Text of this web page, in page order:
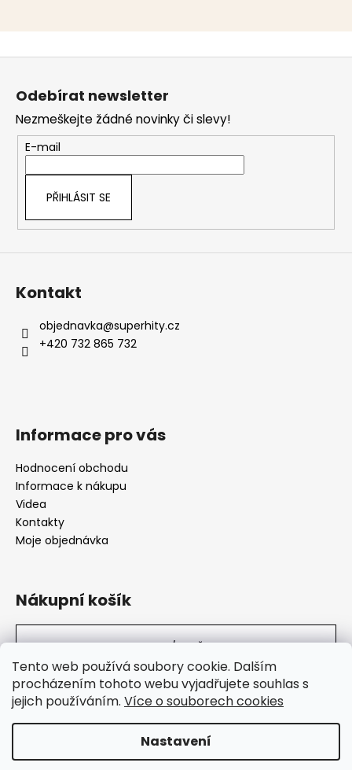
Tento web používá soubory cookie. Dalším
procházením tohoto webu vyjadřujete souhlas s
jejich používáním. Více o souborech cookies
Nastavení
Odebírat newsletter
Nezmeškejte žádné novinky či slevy!
E-mail
PŘIHLÁSIT SE
Kontakt
objednavka@superhity.cz
+420 732 865 732
Informace pro vás
Hodnocení obchodu
Informace k nákupu
Videa
Kontakty
Moje objednávka
Nákupní košík
0KS /0 KČ